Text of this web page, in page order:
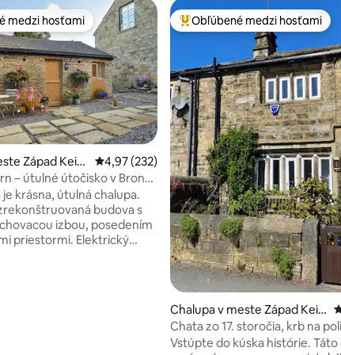
z 5, počet hodnotení: 218
medzi hosťami
medzi hosťami
Západ Keig
Priemerné ohodnotenie 4,97 z 5, počet
4,97 (232)
– útulné útočisko v Brontë
je krásna, útulná chalupa.
budova s
izbou, posedením
Elektrický
Najobľúbenejšie medzi hosťami
Obľúbené medzi hosťami
Chalupa v meste Západ Keig
hley
Chata zo 17. storočia, krb na
skrytá záhrada
Vstúpte do kúska histórie.